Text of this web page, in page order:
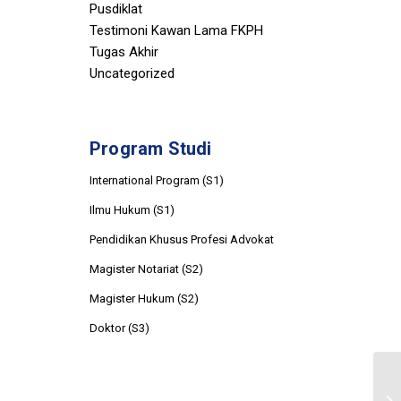
Pusdiklat
Testimoni Kawan Lama FKPH
Tugas Akhir
Uncategorized
Program Studi
International Program (S1)
Ilmu Hukum (S1)
Pendidikan Khusus Profesi Advokat
Magister Notariat (S2)
Magister Hukum (S2)
Doktor (S3)